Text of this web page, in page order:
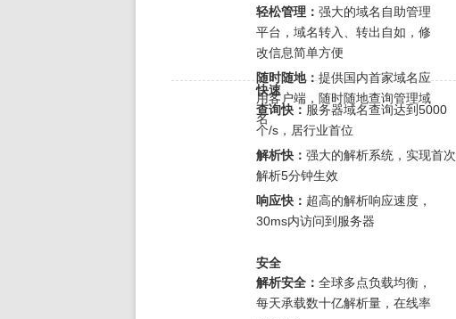
轻松管理： 强大的域名自助管理
平台，域名转入、转出自如，修
改信息简单方便
随时随地：提供国内首家域名应
用客户端，随时随地查询管理域
名
快速
查询快： 服务器域名查询达到5000
个/s，居行业首位
解析快： 强大的解析系统，实现首次
解析5分钟生效
响应快： 超高的解析响应速度，
30ms内访问到服务器
安全
解析安全： 全球多点负载均衡，
每天承载数十亿解析量，在线率